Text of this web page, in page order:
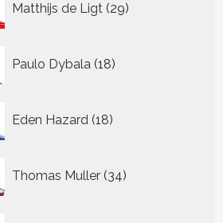
Matthijs de Ligt 29
producten
Paulo Dybala 18
producten
Eden Hazard 18
producten
Thomas Muller 34
producten